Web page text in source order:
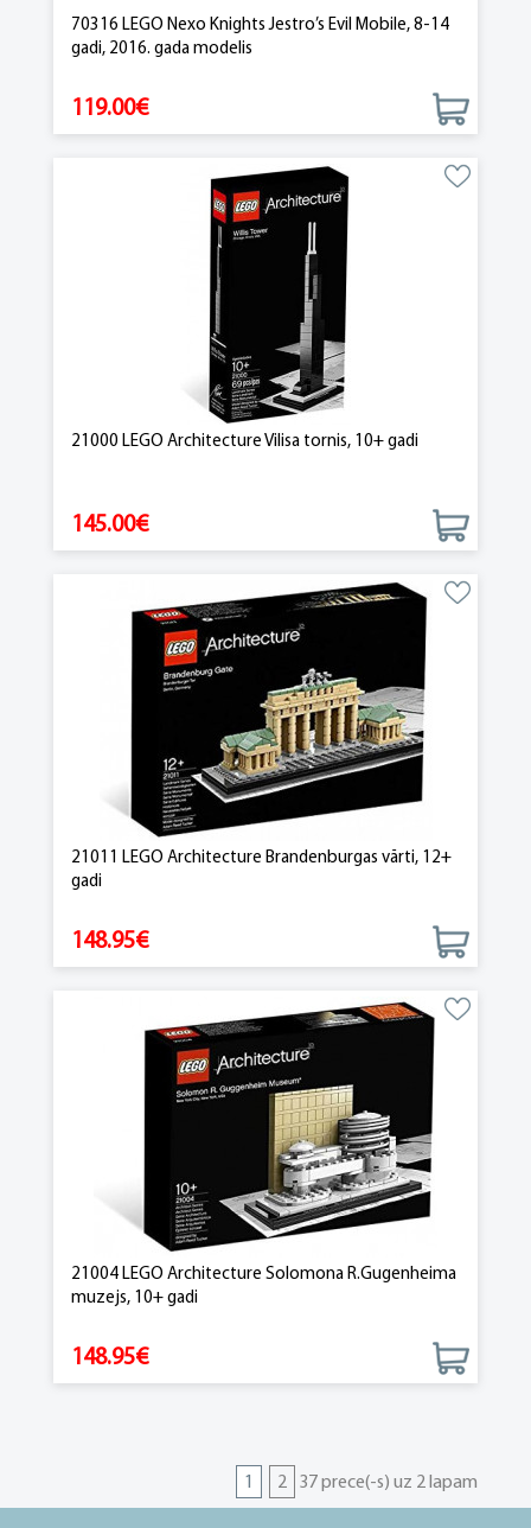
70316 LEGO Nexo Knights Jestro’s Evil Mobile, 8-14
gadi, 2016. gada modelis
119.00€
21000 LEGO Architecture Vilisa tornis, 10+ gadi
145.00€
21011 LEGO Architecture Brandenburgas vārti, 12+
gadi
148.95€
21004 LEGO Architecture Solomona R.Gugenheima
muzejs, 10+ gadi
148.95€
1 2 37 prece(-s) uz 2 lapam